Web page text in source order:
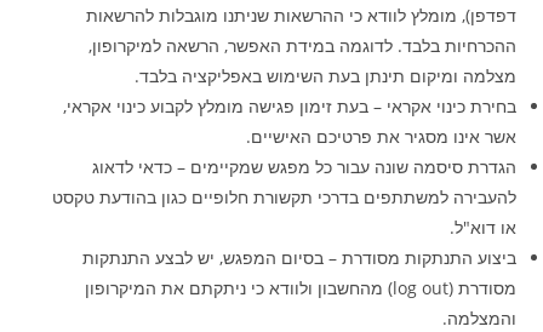
דפדפן), מומלץ לוודא כי ההרשאות שניתנו מוגבלות להרשאות
ההכרחיות בלבד. לדוגמה במידת האפשר, הרשאה למיקרופון,
מצלמה ומיקום תינתן בעת השימוש באפליקציה בלבד.
בחירת כינוי אקראי – בעת זימון פגישה מומלץ לקבוע כינוי אקראי,
אשר אינו מסגיר את פרטיכם האישיים.
הגדרת סיסמה שונה עבור כל מפגש שמקיימים – כדאי לדאוג
להעבירה למשתתפים בדרכי תקשורת חלופיים כגון בהודעת טקסט
או דוא"ל.
ביצוע התנתקות מסודרת – בסיום המפגש, יש לבצע התנתקות
מסודרת (log out) מהחשבון ולוודא כי ניתקתם את המיקרופון
והמצלמה.